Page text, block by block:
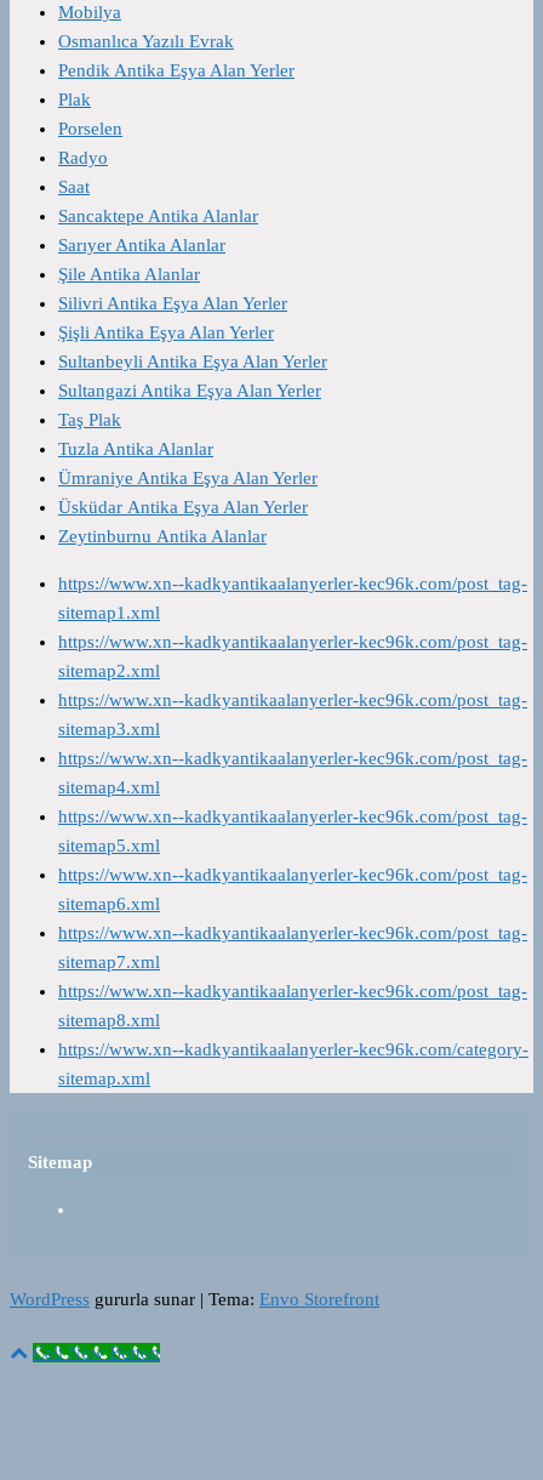
Mobilya
Osmanlıca Yazılı Evrak
Pendik Antika Eşya Alan Yerler
Plak
Porselen
Radyo
Saat
Sancaktepe Antika Alanlar
Sarıyer Antika Alanlar
Şile Antika Alanlar
Silivri Antika Eşya Alan Yerler
Şişli Antika Eşya Alan Yerler
Sultanbeyli Antika Eşya Alan Yerler
Sultangazi Antika Eşya Alan Yerler
Taş Plak
Tuzla Antika Alanlar
Ümraniye Antika Eşya Alan Yerler
Üsküdar Antika Eşya Alan Yerler
Zeytinburnu Antika Alanlar
https://www.xn--kadkyantikaalanyerler-kec96k.com/post_tag-
sitemap1.xml
https://www.xn--kadkyantikaalanyerler-kec96k.com/post_tag-
sitemap2.xml
https://www.xn--kadkyantikaalanyerler-kec96k.com/post_tag-
sitemap3.xml
https://www.xn--kadkyantikaalanyerler-kec96k.com/post_tag-
sitemap4.xml
https://www.xn--kadkyantikaalanyerler-kec96k.com/post_tag-
sitemap5.xml
https://www.xn--kadkyantikaalanyerler-kec96k.com/post_tag-
sitemap6.xml
https://www.xn--kadkyantikaalanyerler-kec96k.com/post_tag-
sitemap7.xml
https://www.xn--kadkyantikaalanyerler-kec96k.com/post_tag-
sitemap8.xml
https://www.xn--kadkyantikaalanyerler-kec96k.com/category-
sitemap.xml
Sitemap
WordPress gururla sunar | Tema: Envo Storefront
Call Now Button